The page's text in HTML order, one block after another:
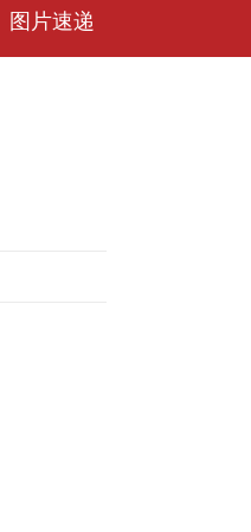
图片速递